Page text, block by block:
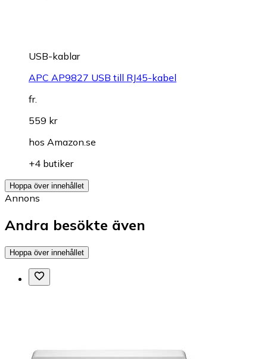
USB-kablar
APC AP9827 USB till RJ45-kabel
fr.
559 kr
hos Amazon.se
+4 butiker
Hoppa över innehållet
Annons
Andra besökte även
Hoppa över innehållet